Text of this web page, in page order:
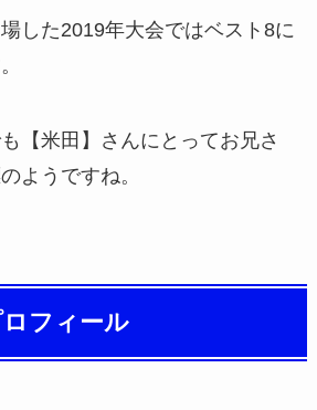
した2019年大会ではベスト8に
【米田】さんにとってお兄さ
ようですね。
フィール